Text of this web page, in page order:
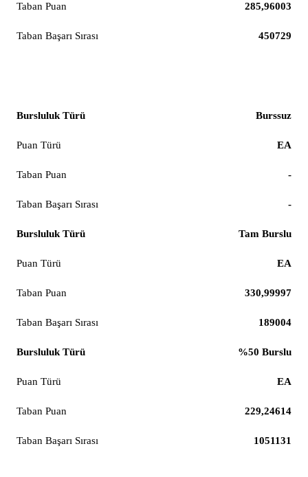
285,96003
450729
Burssuz
EA
-
-
Tam Burslu
EA
330,99997
189004
%50 Burslu
EA
229,24614
1051131